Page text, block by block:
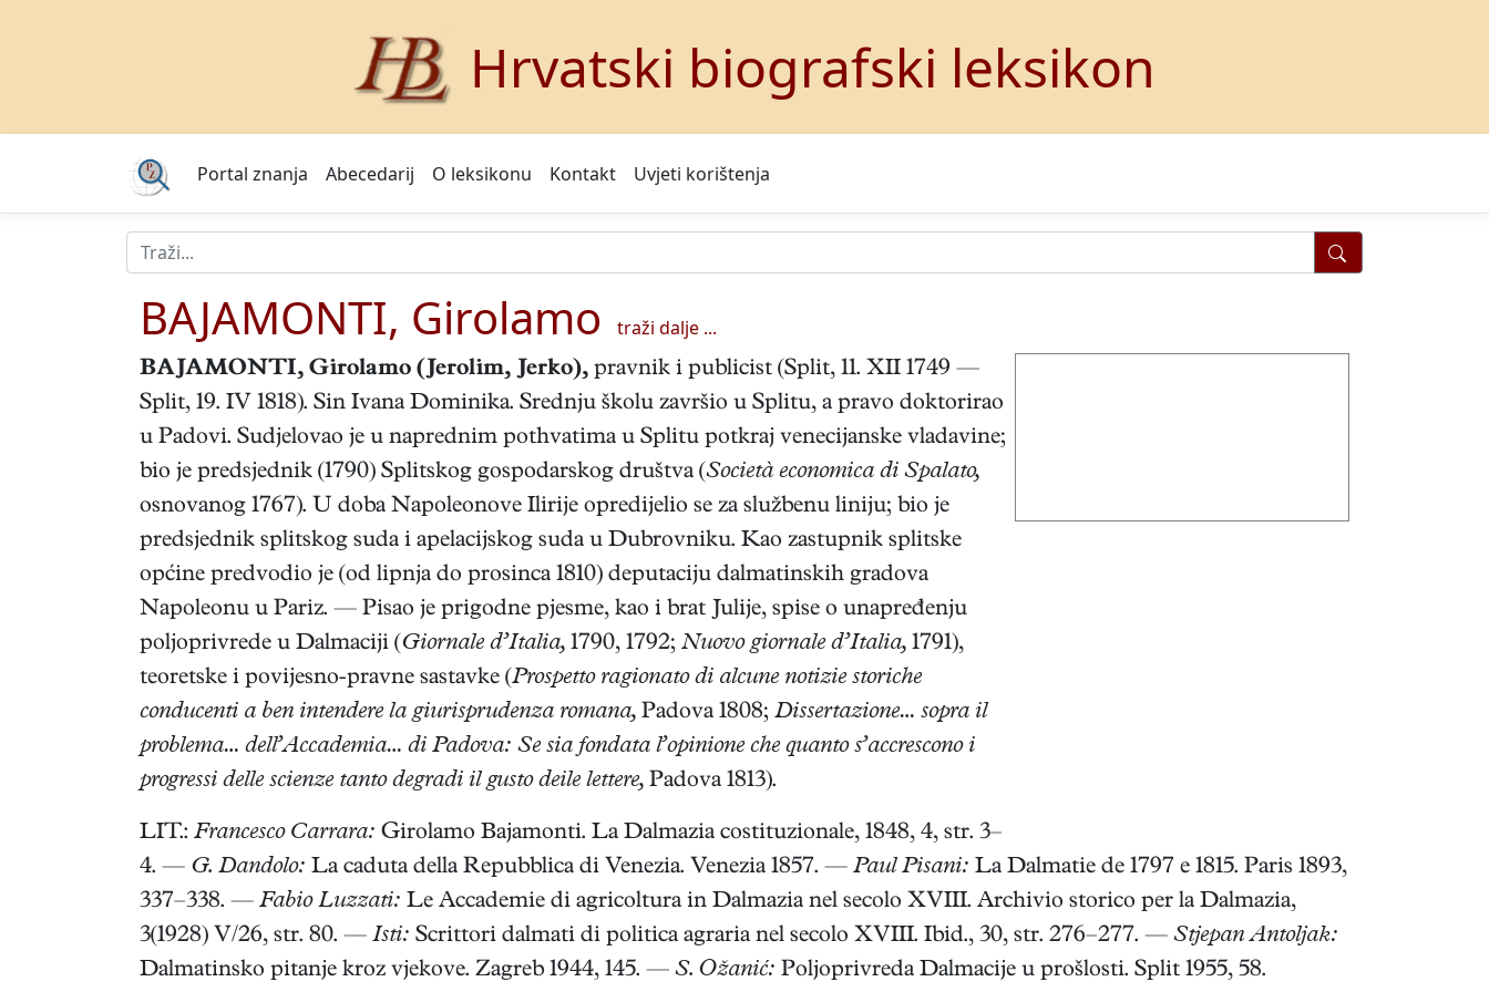
Hrvatski biografski leksikon
Portal znanja Abecedarij O leksikonu Kontakt Uvjeti korištenja
BAJAMONTI, Girolamo traži dalje ...
BAJAMONTI, Girolamo (Jerolim, Jerko), pravnik i publicist (Split, 11. XII 1749 —
Split, 19. IV 1818). Sin Ivana Dominika. Srednju školu završio u Splitu, a pravo doktorirao
u Padovi. Sudjelovao je u naprednim pothvatima u Splitu potkraj venecijanske vladavine;
bio je predsjednik (1790) Splitskog gospodarskog društva (Società economica di Spalato,
osnovanog 1767). U doba Napoleonove Ilirije opredijelio se za službenu liniju; bio je
predsjednik splitskog suda i apelacijskog suda u Dubrovniku. Kao zastupnik splitske
općine predvodio je (od lipnja do prosinca 1810) deputaciju dalmatinskih gradova
Napoleonu u Pariz. — Pisao je prigodne pjesme, kao i brat Julije, spise o unapređenju
poljoprivrede u Dalmaciji (Giornale d’Italia, 1790, 1792; Nuovo giornale d’Italia, 1791),
teoretske i povijesno-pravne sastavke (Prospetto ragionato di alcune notizie storiche
conducenti a ben intendere la giurisprudenza romana, Padova 1808; Dissertazione… sopra il
problema… dell’Accademia… di Padova: Se sia fondata l’opinione che quanto s’accrescono i
progressi delle scienze tanto degradi il gusto deile lettere, Padova 1813).
LIT.: Francesco Carrara: Girolamo Bajamonti. La Dalmazia costituzionale, 1848, 4, str. 3–
4. — G. Dandolo: La caduta della Repubblica di Venezia. Venezia 1857. — Paul Pisani: La Dalmatie de 1797 e 1815. Paris 1893,
337–338. — Fabio Luzzati: Le Accademie di agricoltura in Dalmazia nel secolo XVIII. Archivio storico per la Dalmazia,
3(1928) V/26, str. 80. — Isti: Scrittori dalmati di politica agraria nel secolo XVIII. Ibid., 30, str. 276–277. — Stjepan Antoljak:
Dalmatinsko pitanje kroz vjekove. Zagreb 1944, 145. — S. Ožanić: Poljoprivreda Dalmacije u prošlosti. Split 1955, 58.